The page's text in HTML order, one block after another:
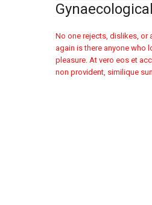
No one rejects, dislikes, or
again is there anyone who
pleasure. At vero eos et
non provident, similique